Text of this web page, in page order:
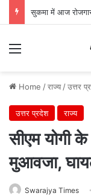
सुकमा में आज रोजगार
Menu
Home /राज्य /उत्तर
उत्तर प्रदेश राज्य
सीएम योगी
मुआवजा,
Swarajya Times